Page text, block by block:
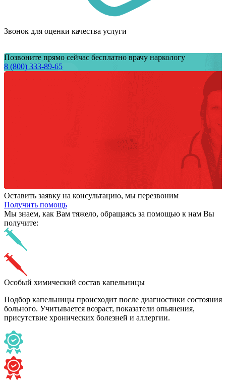
Звонок для оценки качества услуги
Позвоните прямо сейчас бесплатно врачу наркологу
8 (800) 333-89-65
Оставить заявку на консультацию, мы перезвоним
Получить помощь
Мы знаем, как Вам тяжело, обращаясь за помощью к нам Вы
получите:
Особый химический состав капельницы
Подбор капельницы происходит после диагностики состояния
больного. Учитывается возраст, показатели опьянения,
присутствие хронических болезней и аллергии.